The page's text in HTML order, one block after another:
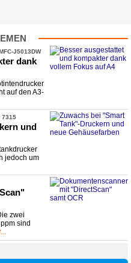
​J5013DW
dank
auf den A3-
7315
und
jedoch um
zwei
sind